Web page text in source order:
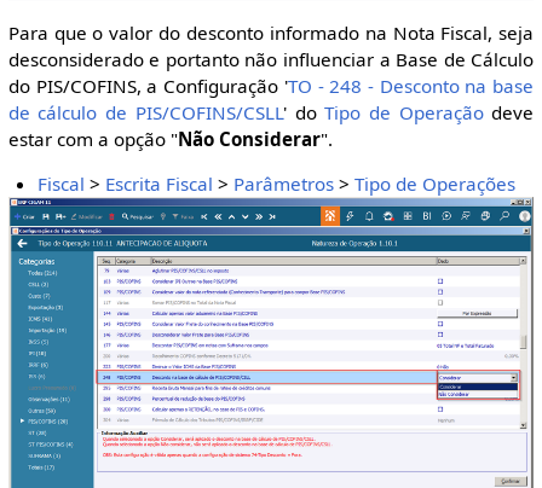
Para que o valor do desconto informado na Nota Fiscal, seja
desconsiderado e portanto não influenciar a Base de Cálculo
do PIS/COFINS, a Configuração 'TO - 248 - Desconto na base
de cálculo de PIS/COFINS/CSLL' doTipo de Operaçãodeve
estar com a opção "Não Considerar".
Fiscal > Escrita Fiscal > Parâmetros >Tipo de Operações